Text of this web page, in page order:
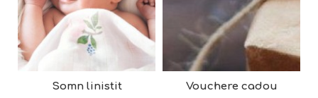
Somn linistit Vouchere cadou